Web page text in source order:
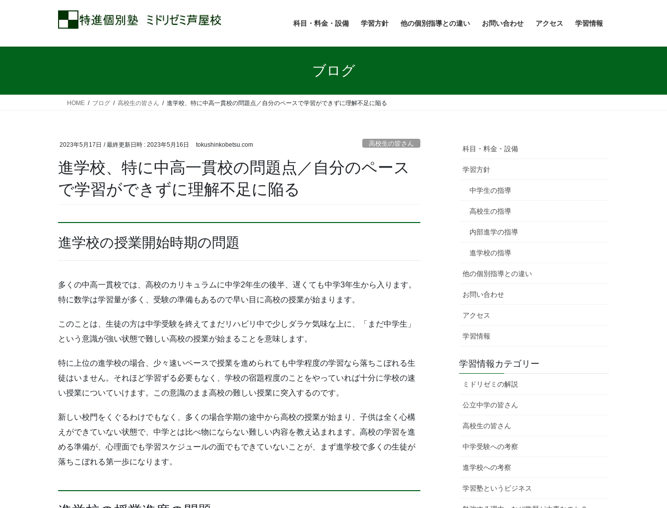
科目・料金・設備 学習方針 他の個別指導との違い お問い合わせ アクセス 学習情報
ブログ
HOME ブログ 高校生の皆さん 進学校、特に中高一貫校の問題点／自分のペースで学習ができずに理解不足に陥る
2023年5月17日 / 最終更新日時 : 2023年5月16日 tokushinkobetsu.com 高校生の皆さん
進学校、特に中高一貫校の問題点／自分のペース
で学習ができずに理解不足に陥る
進学校の授業開始時期の問題
多くの中高一貫校では、高校のカリキュラムに中学2年生の後半、遅くても中学3年生から入ります。
特に数学は学習量が多く、受験の準備もあるので早い目に高校の授業が始まります。
このことは、生徒の方は中学受験を終えてまだリハビリ中で少しダラケ気味な上に、「まだ中学生」
という意識が強い状態で難しい高校の授業が始まることを意味します。
特に上位の進学校の場合、少々速いペースで授業を進められても中学程度の学習なら落ちこぼれる生
徒はいません。それほど学習ずる必要もなく、学校の宿題程度のことをやっていれば十分に学校の速
い授業についていけます。この意識のまま高校の難しい授業に突入するのです。
新しい校門をくぐるわけでもなく、多くの場合学期の途中から高校の授業が始まり、子供は全く心構
えができていない状態で、中学とは比べ物にならない難しい内容を教え込まれます。高校の学習を進
める準備が、心理面でも学習スケジュールの面でもできていないことが、まず進学校で多くの生徒が
落ちこぼれる第一歩になります。
科目・料金・設備
学習方針
中学生の指導
高校生の指導
内部進学の指導
進学校の指導
他の個別指導との違い
お問い合わせ
アクセス
学習情報
学習情報カテゴリー
ミドリゼミの解説
公立中学の皆さん
高校生の皆さん
中学受験への考察
進学校への考察
学習塾というビジネス